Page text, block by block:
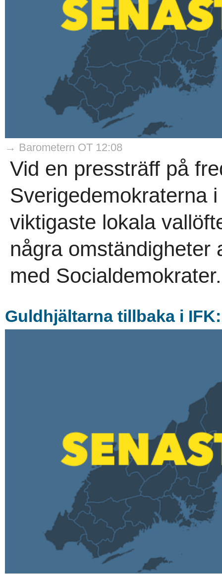
→ Barometern OT 12:08
Vid en pressträff på
Sverigedemokraterna
viktigaste lokala
några omständigheter
med
Guldhjältarna tillbaka i